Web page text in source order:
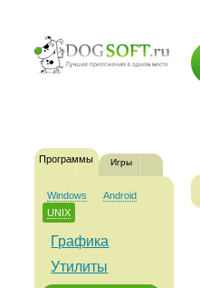
Программы Игры
Windows
Android
UNIX
Графика
Утилиты